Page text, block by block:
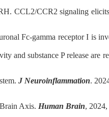
CCL2/CCR2 signaling
Fc-gamma receptor I is
and substance P release are
J Neuroinflammation.
Axis. Human Brain,